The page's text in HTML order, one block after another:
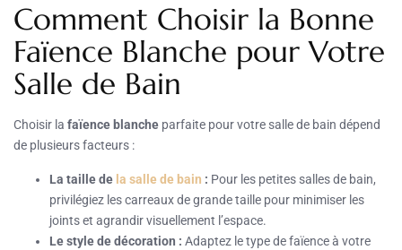
Comment Choisir la Bonne
Faïence Blanche pour Votre
Salle de Bain
Choisir la faïence blanche parfaite pour votre salle de bain dépend
de plusieurs facteurs :
La taille de la salle de bain : Pour les petites salles de bain,
privilégiez les carreaux de grande taille pour minimiser les
joints et agrandir visuellement l’espace.
Le style de décoration : Adaptez le type de faïence à votre